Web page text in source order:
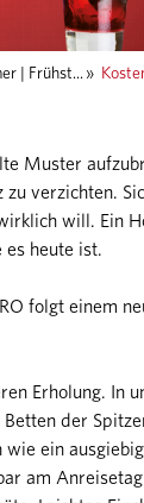
| Frühst... »
Muster
zu verzichten.
will. Ein
es heute ist.
folgt einem
Erholung. In
der
wie ein
am Anreisetag